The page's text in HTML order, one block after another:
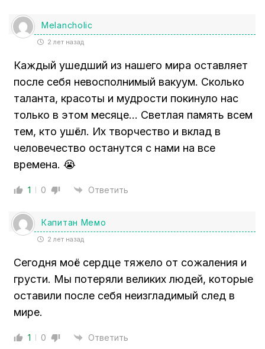
Melancholic
2 лет назад
Каждый ушедший из нашего мира оставляет
после себя невосполнимый вакуум. Сколько
таланта, красоты и мудрости покинуло нас
только в этом месяце… Светлая память всем
тем, кто ушёл. Их творчество и вклад в
человечество останутся с нами на все
времена. 😭
1 0 Ответить
Капитан Мемо
2 лет назад
Сегодня моё сердце тяжело от сожаления и
грусти. Мы потеряли великих людей, которые
оставили после себя неизгладимый след в
мире.
1 0 Ответить